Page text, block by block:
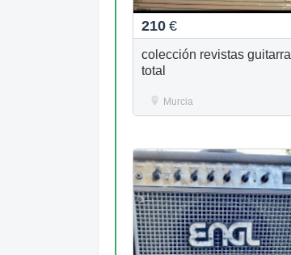
210 €
colección revistas guitarra
total
Murcia